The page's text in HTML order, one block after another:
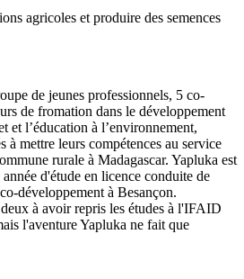
agricoles et produire des semences
de jeunes professionnels, 5 co-
de fromation dans le développement
et l’éducation à l’environnement,
à mettre leurs compétences au service
rurale à Madagascar. Yapluka est
d'étude en licence conduite de
développement à Besançon.
à avoir repris les études à l'IFAID
l'aventure Yapluka ne fait que